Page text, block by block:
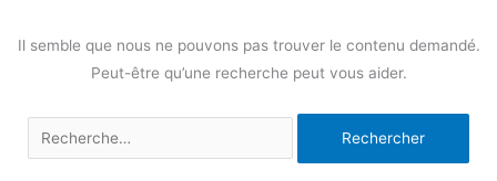
Il semble que nous ne pouvons pas trouver le contenu demandé.
Peut-être qu’une recherche peut vous aider.